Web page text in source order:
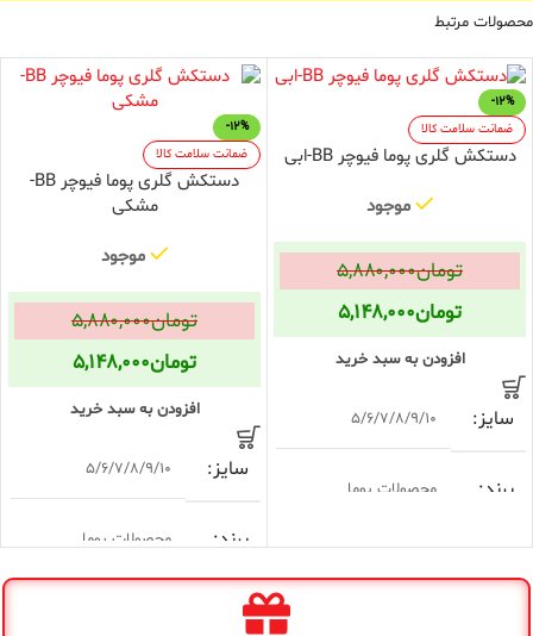
محصولات مرتبط
-12%
ضمانت سلامت کالا
دستکش گلری پوما فیوچر BB-ابی
موجود
تومان۵,۸۸۰,۰۰۰
تومان۵,۱۴۸,۰۰۰
افزودن به سبد خرید
سایز 5/6/7/8/9/10
برند محصولات پوما
-12%
ضمانت سلامت کالا
دستکش گلری پوما فیوچر BB-
مشکی
موجود
تومان۵,۸۸۰,۰۰۰
تومان۵,۱۴۸,۰۰۰
افزودن به سبد خرید
سایز 5/6/7/8/9/10
برند محصولات پوما
مدل